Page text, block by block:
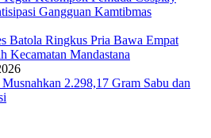
Gangguan Kamtibmas
Batola Ringkus Pria Bawa Empat
Kecamatan Mandastana
2.298,17 Gram Sabu dan